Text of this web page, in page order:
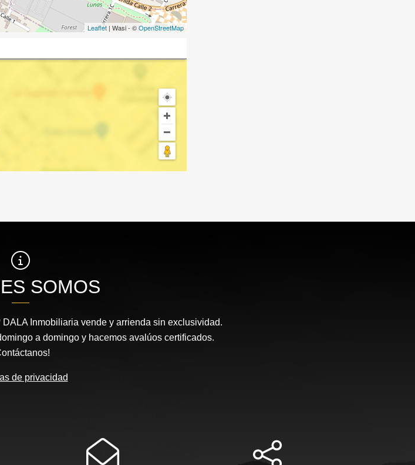
Leaflet | Wasi - ©OpenStreetMap
SOMOS
Inmobiliaria vende y arrienda sin exclusividad.
a domingo y hacemos avalúos certificados.
de privacidad